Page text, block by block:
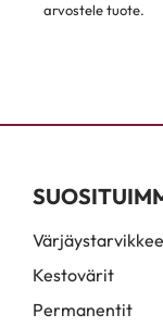
arvostele tuote.
Kestovärit
Permanentit